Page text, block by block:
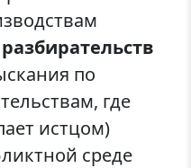
по
где
истцом)
среде